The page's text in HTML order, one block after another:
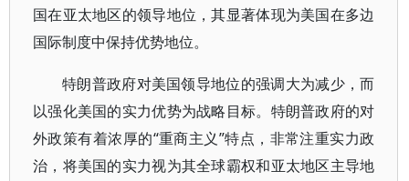
国在亚太地区的领导地位，其显著体现为美国在多边
国际制度中保持优势地位。
特朗普政府对美国领导地位的强调大为减少，而
以强化美国的实力优势为战略目标。特朗普政府的对
外政策有着浓厚的“重商主义”特点，非常注重实力政
治，将美国的实力视为其全球霸权和亚太地区主导地